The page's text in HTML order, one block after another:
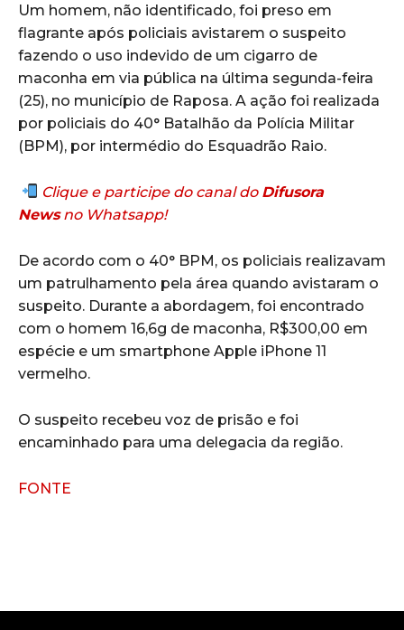
Um homem, não identificado, foi preso em
flagrante após policiais avistarem o suspeito
fazendo o uso indevido de um cigarro de
maconha em via pública na última segunda-feira
(25), no município de Raposa. A ação foi realizada
por policiais do 40° Batalhão da Polícia Militar
(BPM), por intermédio do Esquadrão Raio.
Clique e participe do canal do Difusora
Newsno Whatsapp!
De acordo com o 40° BPM, os policiais realizavam
um patrulhamento pela área quando avistaram o
suspeito. Durante a abordagem, foi encontrado
com o homem 16,6g de maconha, R$300,00 em
espécie e um smartphone Apple iPhone 11
vermelho.
O suspeito recebeu voz de prisão e foi
encaminhado para uma delegacia da região.
FONTE